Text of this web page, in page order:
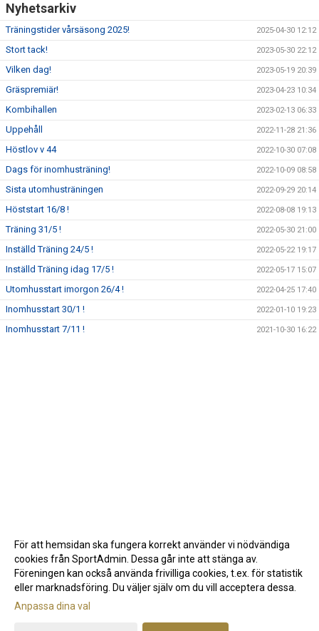
Nyhetsarkiv
Träningstider vårsäsong 2025! 2025-04-30 12:12
Stort tack! 2023-05-30 22:12
Vilken dag! 2023-05-19 20:39
Gräspremiär! 2023-04-23 10:34
Kombihallen 2023-02-13 06:33
Uppehåll 2022-11-28 21:36
Höstlov v 44 2022-10-30 07:08
Dags för inomhusträning! 2022-10-09 08:58
Sista utomhusträningen 2022-09-29 20:14
Höststart 16/8 ! 2022-08-08 19:13
Träning 31/5 ! 2022-05-30 21:00
Inställd Träning 24/5 ! 2022-05-22 19:17
Inställd Träning idag 17/5 ! 2022-05-17 15:07
Utomhusstart imorgon 26/4 ! 2022-04-25 17:40
Inomhusstart 30/1 ! 2022-01-10 19:23
Inomhusstart 7/11 ! 2021-10-30 16:22
Gå till Webbversion
För att hemsidan ska fungera korrekt använder vi nödvändiga
cookies från SportAdmin. Dessa går inte att stänga av.
Föreningen kan också använda frivilliga cookies, t.ex. för statistik
eller marknadsföring. Du väljer själv om du vill acceptera dessa.
Anpassa dina val